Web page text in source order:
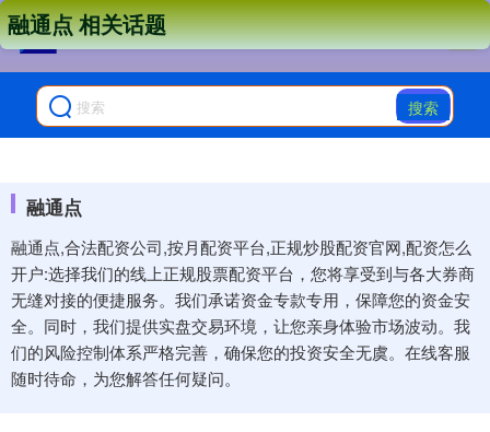
搜索
融通点
融通点,合法配资公司,按月配资平台,正规炒股配资官网,配资怎么
开户:选择我们的线上正规股票配资平台，您将享受到与各大券商
无缝对接的便捷服务。我们承诺资金专款专用，保障您的资金安
全。同时，我们提供实盘交易环境，让您亲身体验市场波动。我
们的风险控制体系严格完善，确保您的投资安全无虞。在线客服
随时待命，为您解答任何疑问。
融通点 相关话题